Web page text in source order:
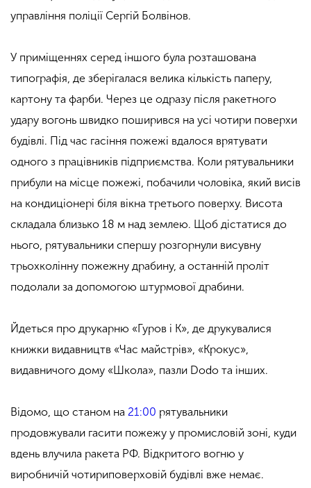
управління поліції Сергій Болвінов.
У приміщеннях серед іншого була розташована
типографія, де зберігалася велика кількість паперу,
картону та фарби. Через це одразу після ракетного
удару вогонь швидко поширився на усі чотири поверхи
будівлі. Під час гасіння пожежі вдалося врятувати
одного з працівників підприємства. Коли рятувальники
прибули на місце пожежі, побачили чоловіка, який висів
на кондиціонері біля вікна третього поверху. Висота
складала близько 18 м над землею. Щоб дістатися до
нього, рятувальники спершу розгорнули висувну
трьохколінну пожежну драбину, а останній проліт
подолали за допомогою штурмової драбини.
Йдеться про друкарню «Гуров і К», де друкувалися
книжки видавництв «Час майстрів», «Крокус»,
видавничого дому «Школа», пазли Dodo та інших.
Відомо, що станом на 21:00 рятувальники
продовжували гасити пожежу у промисловій зоні, куди
вдень влучила ракета РФ. Відкритого вогню у
виробничій чотириповерховій будівлі вже немає.